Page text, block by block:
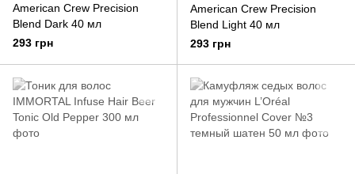
American Crew Precision
Blend Dark 40 мл
293 грн
American Crew Precision
Blend Light 40 мл
293 грн